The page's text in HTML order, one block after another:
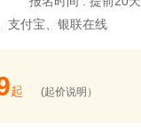
支付宝、银联在线
起 (起价说明）